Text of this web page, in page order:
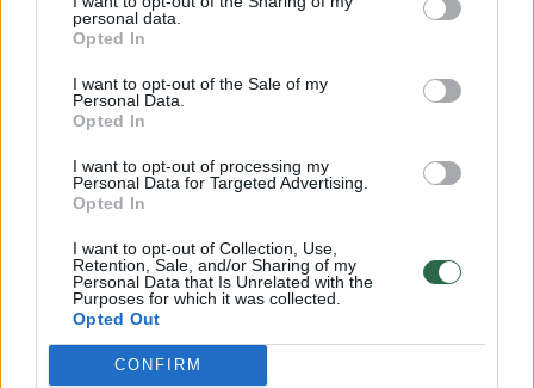
personal data.
Opted In
I want to opt-out of the Sale of my
Personal Data.
Opted In
I want to opt-out of processing my
Personal Data for Targeted Advertising.
Opted In
I want to opt-out of Collection, Use,
Retention, Sale, and/or Sharing of my
Personal Data that Is Unrelated with the
Purposes for which it was collected.
Opted Out
CONFIRM
puiku, fantastika. Atmosfera buvo
fantastiška. Ir prieš rungtynes sakiau, kad
žiūrėdamas praėjusias rungtynes buvau
nustebęs. Šiek tiek beprotiška [atmosfera],
bet gerąja prasme, toks organizuotas
džiaugsmas.